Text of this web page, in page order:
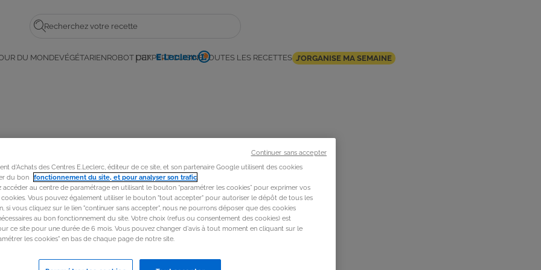
Rechercher
par
E.
DU MONDEVÉGÉTARIENROBOT L'EXPERT CUISINETOUTES LES RECETTES J’ORGANISE MA SEMAINE
d'Achats des Centres E.Leclerc, éditeur de ce site, et son partenaire Google utilisent des cookies
du bon fonctionnement du site, et pour analyser son trafic.
accéder au centre de paramétrage en utilisant le bouton “paramétrer les cookies” pour exprimer vos
cookies. Vous pouvez également utiliser le bouton "tout accepter" pour autoriser le dépôt de tous les
si vous cliquez sur le lien "continuer sans accepter", nous ne pourrons déposer que des cookies
au bon fonctionnement du site. Votre choix (refus ou consentement des cookies) est
ce site pour une durée de 6 mois. Vous pouvez changer d'avis à tout moment en cliquant sur le
les cookies" en bas de chaque page de notre site.
Continuer sans accepter